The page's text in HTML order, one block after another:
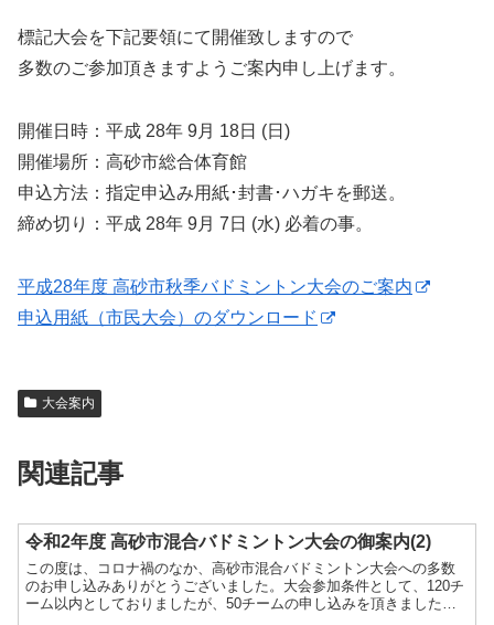
標記大会を下記要領にて開催致しますので
多数のご参加頂きますようご案内申し上げます。
開催日時：平成 28年 9月 18日 (日)
開催場所：高砂市総合体育館
申込方法：指定申込み用紙･封書･ハガキを郵送。
締め切り：平成 28年 9月 7日 (水) 必着の事。
平成28年度 高砂市秋季バドミントン大会のご案内
申込用紙（市民大会）のダウンロード
大会案内
関連記事
令和2年度 高砂市混合バドミントン大会の御案内(2)
この度は、コロナ禍のなか、高砂市混合バドミントン大会への多数
のお申し込みありがとうございました。大会参加条件として、120チ
ーム以内としておりましたが、50チームの申し込みを頂きましたの